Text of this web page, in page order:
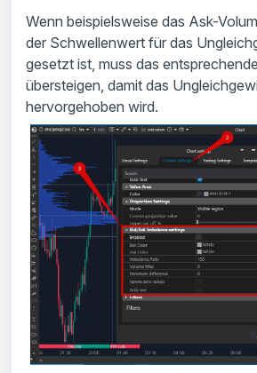
Wenn beispielsweise das Ask-
der Schwellenwert für das
gesetzt ist, muss das
übersteigen, damit das
hervorgehoben wird.